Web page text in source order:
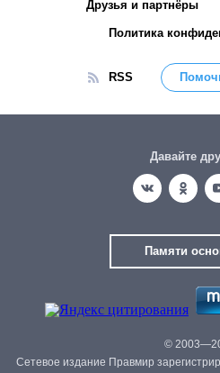
Друзья и партнёры
Политика
RSS
Давайте
Памяти
©
Сетевое издание Правмир